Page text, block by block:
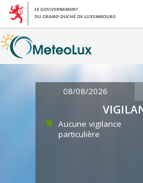
08/08/2026
Aucune vigilance
particulière